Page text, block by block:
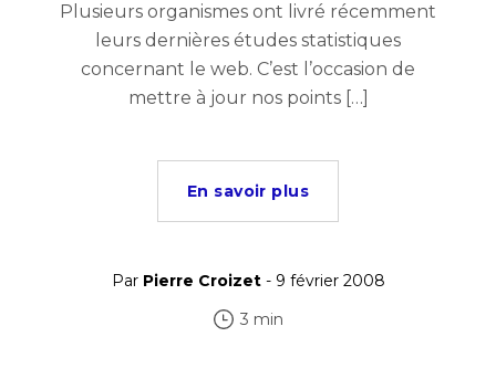
Plusieurs organismes ont livré récemment
leurs dernières études statistiques
concernant le web. C’est l’occasion de
mettre à jour nos points […]
En savoir plus
Par Pierre Croizet- 9 février 2008
3 min